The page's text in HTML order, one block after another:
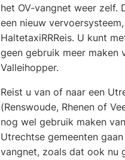
het OV-vangnet weer zelf.
een nieuw
HaltetaxiRRReis. U kunt
geen gebruik meer maken
Valleihopper.
Reist u van of naar een
(Renswoude, Rhenen of
nog wel gebruik maken
Utrechtse gemeenten
vangnet, zoals dat ook nu